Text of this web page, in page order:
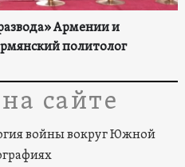
Армении и
политолог
сайте
войны вокруг Южной